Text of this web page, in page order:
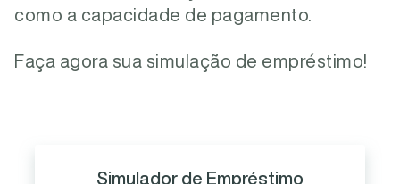
como a capacidade de pagamento.
Faça agora sua simulação de empréstimo!